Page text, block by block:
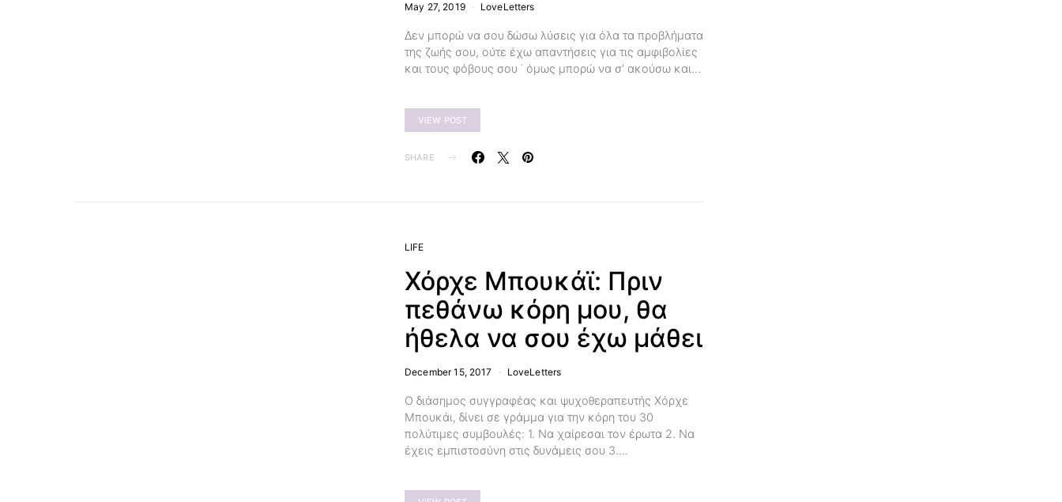
May 27, 2019 LoveLetters
Δεν μπορώ να σου δώσω λύσεις για όλα τα προβλήματα
της ζωής σου, ούτε έχω απαντήσεις για τις αμφιβολίες
και τους φόβους σου ˙ όμως μπορώ να σ’ ακούσω και…
VIEW POST
SHARE
LIFE
Χόρχε Μπουκάϊ: Πριν
πεθάνω κόρη μου, θα
ήθελα να σου έχω μάθει
December 15, 2017 LoveLetters
Ο διάσημος συγγραφέας και ψυχοθεραπευτής Χόρχε
Μπουκάι, δίνει σε γράμμα για την κόρη του 30
πολύτιμες συμβουλές: 1. Να χαίρεσαι τον έρωτα 2. Να
έχεις εμπιστοσύνη στις δυνάμεις σου 3.…